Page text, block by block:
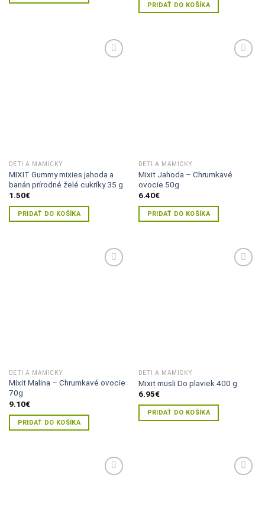
PRIDAŤ DO KOŠÍKA
DETI A MAMIČKY
MIXIT Gummy mixies jahoda a
banán prírodné želé cukríky 35 g
1.50€
PRIDAŤ DO KOŠÍKA
DETI A MAMIČKY
Mixit Jahoda – Chrumkavé
ovocie 50g
6.40€
PRIDAŤ DO KOŠÍKA
DETI A MAMIČKY
Mixit Malina – Chrumkavé ovocie
70g
9.10€
PRIDAŤ DO KOŠÍKA
DETI A MAMIČKY
Mixit müsli Do plaviek 400 g
6.95€
PRIDAŤ DO KOŠÍKA